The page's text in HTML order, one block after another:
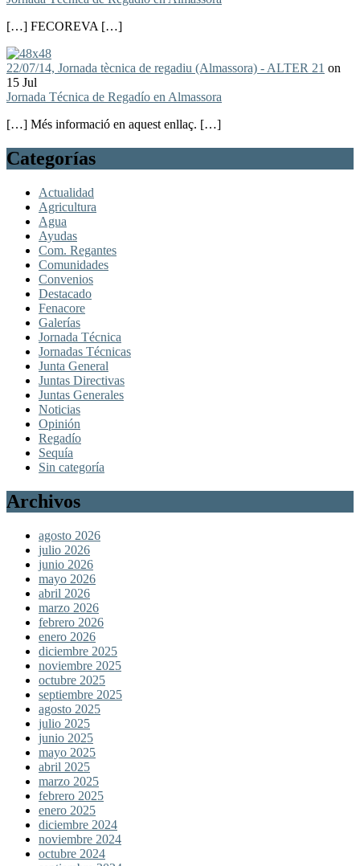
[…] FECOREVA […]
22/07/14, Jornada tècnica de regadiu (Almassora) - ALTER 21 on
15 Jul
Jornada Técnica de Regadío en Almassora
[…] Més informació en aquest enllaç. […]
Categorías
Actualidad
Agricultura
Agua
Ayudas
Com. Regantes
Comunidades
Convenios
Destacado
Fenacore
Galerías
Jornada Técnica
Jornadas Técnicas
Junta General
Juntas Directivas
Juntas Generales
Noticias
Opinión
Regadío
Sequía
Sin categoría
Archivos
agosto 2026
julio 2026
junio 2026
mayo 2026
abril 2026
marzo 2026
febrero 2026
enero 2026
diciembre 2025
noviembre 2025
octubre 2025
septiembre 2025
agosto 2025
julio 2025
junio 2025
mayo 2025
abril 2025
marzo 2025
febrero 2025
enero 2025
diciembre 2024
noviembre 2024
octubre 2024